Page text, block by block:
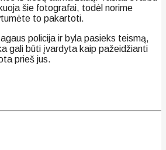
šie fotografai, todėl norime
to pakartoti.
policija ir byla pasieks teismą,
gali būti įvardyta kaip pažeidžianti
prieš jus.